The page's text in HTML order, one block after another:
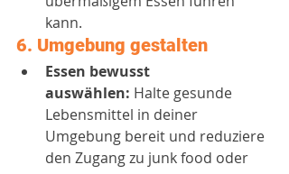
kann.
6. Umgebung gestalten
Essen bewusst
auswählen: Halte gesunde
Lebensmittel in deiner
Umgebung bereit und reduziere
den Zugang zu junk food oder